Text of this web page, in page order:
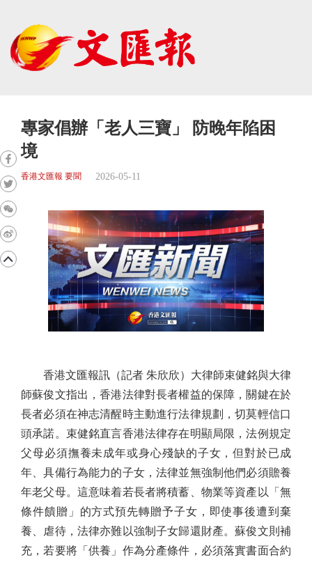
專家倡辦「老人三寶」 防晚年陷困
境
香港文匯報 要聞 2026-05-11
香港文匯報訊（記者 朱欣欣）大律師束健銘與大律
師蘇俊文指出，香港法律對長者權益的保障，關鍵在於
長者必須在神志清醒時主動進行法律規劃，切莫輕信口
頭承諾。束健銘直言香港法律存在明顯局限，法例規定
父母必須撫養未成年或身心殘缺的子女，但對於已成
年、具備行為能力的子女，法律並無強制他們必須贍養
年老父母。這意味着若長者將積蓄、物業等資產以「無
條件饋贈」的方式預先轉贈予子女，即使事後遭到棄
養、虐待，法律亦難以強制子女歸還財產。蘇俊文則補
充，若要將「供養」作為分產條件，必須落實書面合約